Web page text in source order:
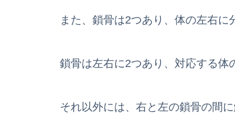
また、鎖骨は2つあり、体の左右に
鎖骨は左右に2つあり、対応する体
それ以外には、右と左の鎖骨の間